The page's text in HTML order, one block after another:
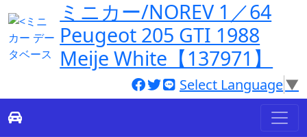
ミニカー/NOREV 1／64
Peugeot 205 GTI 1988
Meije White【137971】
Select Language▼